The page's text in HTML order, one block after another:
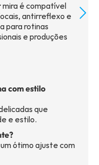
mira é compatível
antirreflexo e
para rotinas
e produções
com estilo
que
e estilo.
ótimo ajuste com